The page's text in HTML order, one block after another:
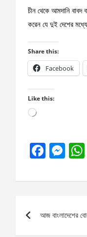
চীন থেকে আমদানি বাবদ
করেন যে দুই দেশের
Share this:
Facebook
Like this:
Loading…
F
ce
o
M
se
g
navigation
আজ বাংলাদেশের